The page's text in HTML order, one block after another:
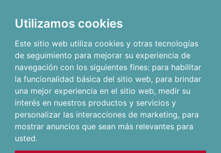
Utilizamos cookies
Este sitio web utiliza cookies y otras tecnologías
de seguimiento para mejorar su experiencia de
navegación con los siguientes fines: para habilitar
la funcionalidad básica del sitio web, para brindar
una mejor experiencia en el sitio web, medir su
interés en nuestros productos y servicios y
personalizar las interacciones de marketing, para
mostrar anuncios que sean más relevantes para
usted.